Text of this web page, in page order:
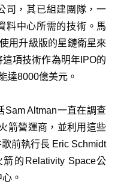
司，其已組建團隊，一
料中心所需的技術。馬
用升級版的星鏈衛星來
項技術作為明年IPO的
達8000億美元。
Sam Altman一直在調查
箭營運商，並利用這些
前執行長 Eric Sc​​hmidt
的Relativity Space公
。